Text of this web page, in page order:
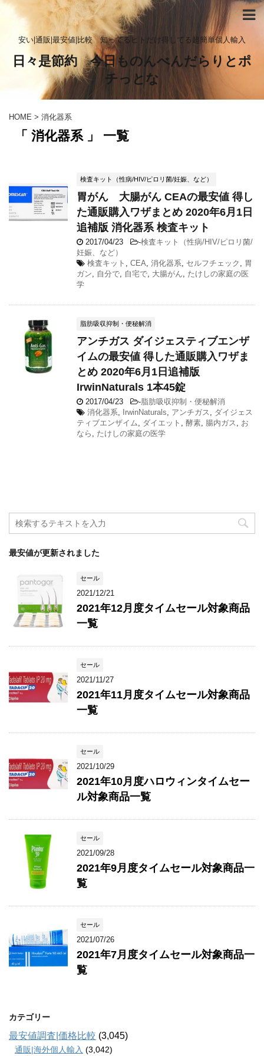
安い|通販|最安値|比較 知ってるヒトだけ得してる超簡単個人輸入
日々是節約 今日ものんべんだらりとポ
チっとな
HOME > 消化器系
「 消化器系 」 一覧
検査キット（性病/HIV/ピロリ菌/妊娠、など）
胃がん 大腸がん CEAの最安値 得し
た通販購入ワザまとめ 2020年6月1日
追補版 消化器系 検査キット
2017/04/23 -検査キット（性病/HIV/ピロリ菌/
妊娠、など）
検査キット , CEA, 消化器系, セルフチェック , 胃
ガン, 自分で, 自宅で, 大腸がん, たけしの家庭の医
学
脂肪吸収抑制・便秘解消
アンチガス ダイジェスティブエンザ
イムの最安値 得した通販購入ワザま
とめ 2020年6月1日追補版
IrwinNaturals 1本45錠
2017/04/23 -脂肪吸収抑制・便秘解消
消化器系, IrwinNaturals, アンチガス , ダイジェス
ティブエンザイム, ダイエット , 酵素, 腸内ガス , お
なら , たけしの家庭の医学
最安値が更新されました
セール
2021/12/21
2021年12月度タイムセール対象商品
一覧
セール
2021/11/27
2021年11月度タイムセール対象商品
一覧
セール
2021/10/29
2021年10月度ハロウィンタイムセー
ル対象商品一覧
セール
2021/09/28
2021年9月度タイムセール対象商品一
覧
セール
2021/07/26
2021年7月度タイムセール対象商品一
覧
カテゴリー
最安値調査|価格比較 (3,045)
通販|海外個人輸入 (3,042)